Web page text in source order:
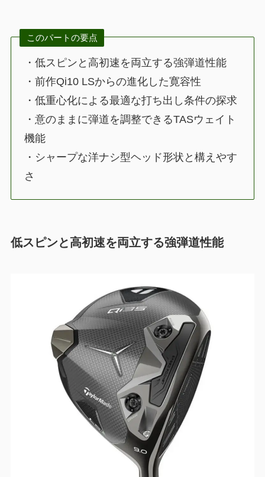
このパートの要点
・低スピンと高初速を両立する強弾道性能
・前作Qi10 LSからの進化した寛容性
・低重心化による最適な打ち出し条件の探求
・意のままに弾道を調整できるTASウェイト
機能
・シャープな洋ナシ型ヘッド形状と構えやす
さ
低スピンと高初速を両立する強弾道性能